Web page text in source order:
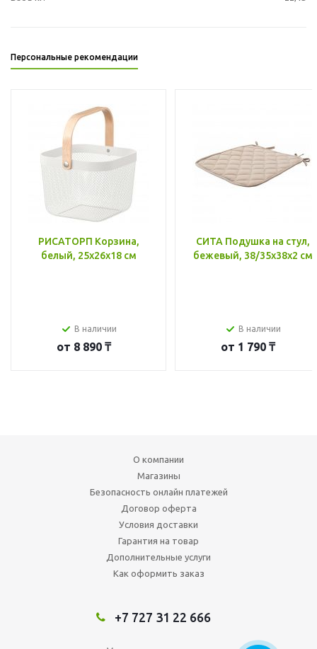
Персональные рекомендации
РИСАТОРП Корзина,
белый, 25x26x18 см
В наличии
от 8 890 ₸
СИТА Подушка на стул,
бежевый, 38/35x38x2 см
В наличии
от 1 790 ₸
О компании
Магазины
Безопасность онлайн платежей
Договор оферта
Условия доставки
Гарантия на товар
Дополнительные услуги
Как оформить заказ
+7 727 31 22 666